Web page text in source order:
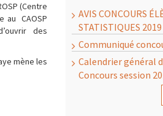
(Centre
au CAOSP
des
mène les
AVIS CONCOURS
STATISTIQUES 2019
Communiqué
Calendrier général
Concours session